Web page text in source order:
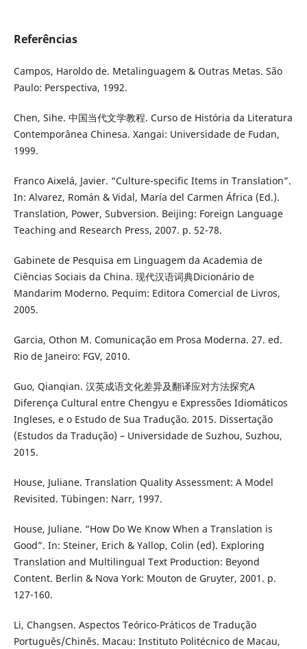
Referências
Campos, Haroldo de. Metalinguagem & Outras Metas. São
Paulo: Perspectiva, 1992.
Chen, Sihe. 中国当代文学教程. Curso de História da Literatura
Contemporânea Chinesa. Xangai: Universidade de Fudan,
1999.
Franco Aixelá, Javier. “Culture-specific Items in Translation”.
In: Alvarez, Román & Vidal, María del Carmen África (Ed.).
Translation, Power, Subversion. Beijing: Foreign Language
Teaching and Research Press, 2007. p. 52-78.
Gabinete de Pesquisa em Linguagem da Academia de
Ciências Sociais da China. 现代汉语词典Dicionário de
Mandarim Moderno. Pequim: Editora Comercial de Livros,
2005.
Garcia, Othon M. Comunicação em Prosa Moderna. 27. ed.
Rio de Janeiro: FGV, 2010.
Guo, Qianqian. 汉英成语文化差异及翻译应对方法探究A
Diferença Cultural entre Chengyu e Expressões Idiomáticos
Ingleses, e o Estudo de Sua Tradução. 2015. Dissertação
(Estudos da Tradução) – Universidade de Suzhou, Suzhou,
2015.
House, Juliane. Translation Quality Assessment: A Model
Revisited. Tübingen: Narr, 1997.
House, Juliane. “How Do We Know When a Translation is
Good”. In: Steiner, Erich & Yallop, Colin (ed). Exploring
Translation and Multilingual Text Production: Beyond
Content. Berlin & Nova York: Mouton de Gruyter, 2001. p.
127-160.
Li, Changsen. Aspectos Teórico-Práticos de Tradução
Português/Chinês. Macau: Instituto Politécnico de Macau,